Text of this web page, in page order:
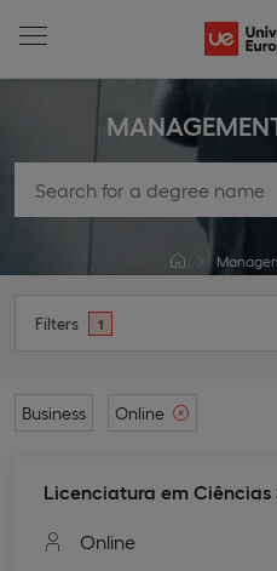
Filters 1
Business Online
Licenciatura em Ciências
Online